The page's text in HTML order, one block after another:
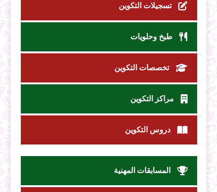
تسجيلات التكوين
طبخ وحلويات
تخصصات التكوين
مراكز التكوين
دروس التكوين
المسابقات المهنية